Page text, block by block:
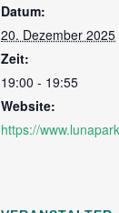
Datum:
20. Dezember 2025
Zeit:
19:00 - 19:55
Website:
https://